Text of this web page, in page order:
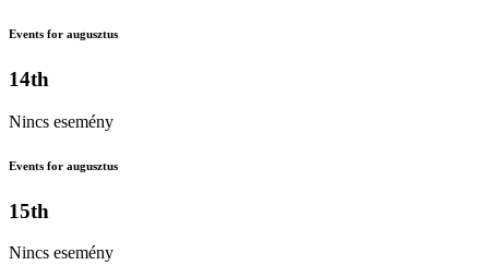
Events for augusztus
14th
Nincs esemény
Events for augusztus
15th
Nincs esemény